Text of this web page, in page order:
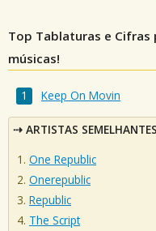
Top Tablaturas e Cifras
músicas!
Keep On Movin
ARTISTAS
One Republic
Onerepublic
Republic
The Script